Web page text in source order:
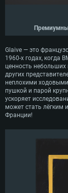
Glaive — это
1960-х годах, когда
ценность
других
неплохими
пушкой и парой
ускоряет
может стать лёгким
Франции!